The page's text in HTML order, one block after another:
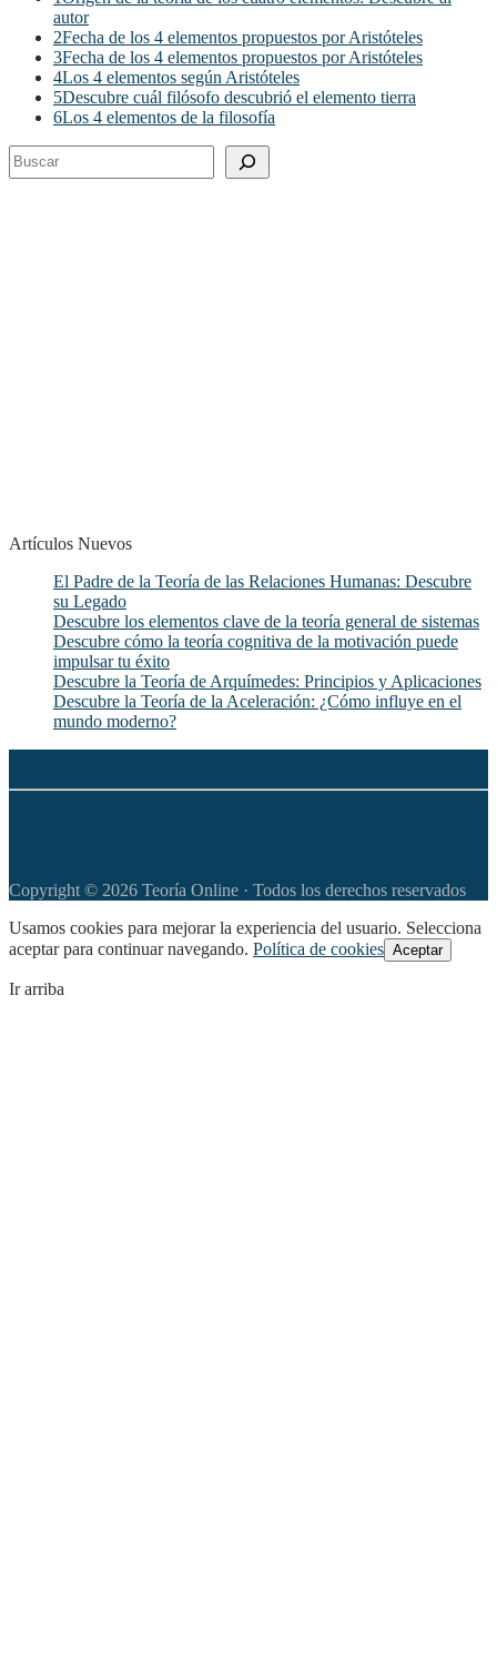
autor
2Fecha de los 4 elementos propuestos por Aristóteles
3Fecha de los 4 elementos propuestos por Aristóteles
4Los 4 elementos según Aristóteles
5Descubre cuál filósofo descubrió el elemento tierra
6Los 4 elementos de la filosofía
Buscar
Artículos Nuevos
El Padre de la Teoría de las Relaciones Humanas: Descubre
su Legado
Descubre los elementos clave de la teoría general de sistemas
Descubre cómo la teoría cognitiva de la motivación puede
impulsar tu éxito
Descubre la Teoría de Arquímedes: Principios y Aplicaciones
Descubre la Teoría de la Aceleración: ¿Cómo influye en el
mundo moderno?
Copyright © 2026 Teoría Online · Todos los derechos reservados
Usamos cookies para mejorar la experiencia del usuario. Selecciona
aceptar para continuar navegando. Política de cookies Aceptar
Ir arriba